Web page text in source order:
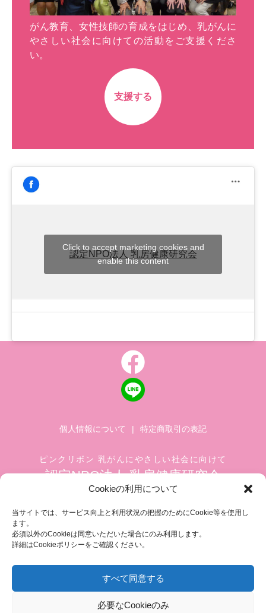
Cookieの利用について
当サイトでは、サービス向上と利用状況の把握のためにCookie等を使用し
ます。
必須以外のCookieは同意いただいた場合にのみ利用します。
詳細はCookieポリシーをご確認ください。
すべて同意する
必要なCookieのみ
がん教育、女性技師の育成をはじめ、乳がんに
やさしい社会に向けての活動をご支援くださ
い。
支援する
認定NPO法人 乳房健康研究会
Click to accept marketing cookies and
enable this content
個人情報について | 特定商取引の表記
ピンクリボン 乳がんにやさしい社会に向けて
認定NPO法人 乳房健康研究会
築地ホワイトビル 1002
FAX.03-3545-6545
info@breastcare.jp
COPYRIGHT (C) 2019 JAPAN SOCIETY OF BREAST HEALTH, ALL RIGHT RESERVED